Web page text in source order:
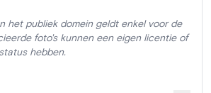
het publiek domein geldt enkel voor de
foto's kunnen een eigen licentie of
hebben.